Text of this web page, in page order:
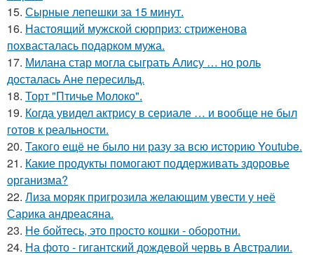
15. Сырные лепешки за 15 минут.
16. Настоящий мужской сюрприз: стриженова
похвасталась подарком мужа.
17. Милана стар могла сыграть Алису … но роль
досталась Ане пересильд.
18. Торт "Птичье Молоко".
19. Когда увидел актрису в сериале … и вообще не был
готов к реальности.
20. Такого ещё не было ни разу за всю историю Youtube.
21. Какие продукты помогают поддерживать здоровье
организма?
22. Лиза моряк пригрозила желающим увести у неё
Сарика андреасяна.
23. Не бойтесь, это просто кошки - оборотни.
24. На фото - гигантский дождевой червь в Австралии.